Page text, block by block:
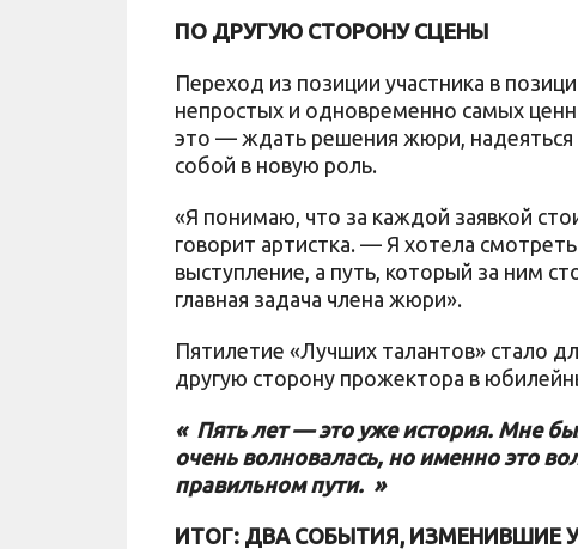
ПО ДРУГУЮ СТОРОНУ СЦЕНЫ
Переход из позиции участника в
непростых и одновременно самых
это — ждать решения жюри,
собой в новую роль.
«Я понимаю, что за каждой заявкой
говорит артистка. — Я хотела
выступление, а путь, который за ним
главная задача члена жюри».
Пятилетие «Лучших талантов» стало
другую сторону прожектора в
« Пять лет — это уже история. Мне
очень волновалась, но именно это
правильном пути. »
ИТОГ: ДВА СОБЫТИЯ, ИЗМЕНИВШИЕ